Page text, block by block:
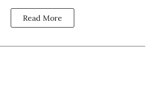
Read More